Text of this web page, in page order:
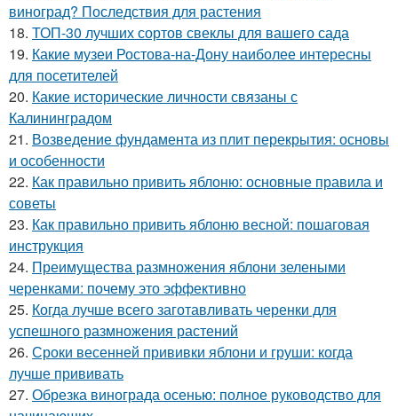
виноград? Последствия для растения
18. ТОП-30 лучших сортов свеклы для вашего сада
19. Какие музеи Ростова-на-Дону наиболее интересны
для посетителей
20. Какие исторические личности связаны с
Калининградом
21. Возведение фундамента из плит перекрытия: основы
и особенности
22. Как правильно привить яблоню: основные правила и
советы
23. Как правильно привить яблоню весной: пошаговая
инструкция
24. Преимущества размножения яблони зелеными
черенками: почему это эффективно
25. Когда лучше всего заготавливать черенки для
успешного размножения растений
26. Сроки весенней прививки яблони и груши: когда
лучше прививать
27. Обрезка винограда осенью: полное руководство для